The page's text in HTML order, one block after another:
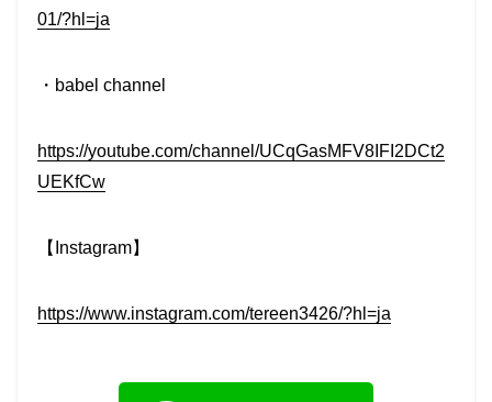
01/?hl=ja
・babel channel
https://youtube.com/channel/UCqGasMFV8IFI2DCt2
UEKfCw
【Instagram】
https://www.instagram.com/tereen3426/?hl=ja